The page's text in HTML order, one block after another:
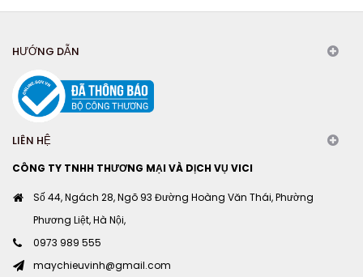
HƯỚNG DẪN
LIÊN HỆ
CÔNG TY TNHH THƯƠNG MẠI VÀ DỊCH VỤ VICI
Số 44, Ngách 28, Ngõ 93 Đường Hoàng Văn Thái, Phường
Phương Liệt, Hà Nội,
0973 989 555
maychieuvinh@gmail.com